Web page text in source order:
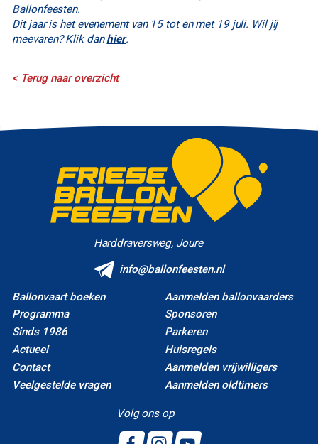
Ballonfeesten.
Dit jaar is het evenement van 15 tot en met 19 juli. Wil jij
meevaren? Klik danhier.
< Terug naar overzicht
Harddraversweg, Joure
info@ballonfeesten.nl
Ballonvaart boeken
Programma
Sinds 1986
Actueel
Contact
Veelgestelde vragen
Aanmelden ballonvaarders
Sponsoren
Parkeren
Huisregels
Aanmelden vrijwilligers
Aanmelden oldtimers
Volg ons op